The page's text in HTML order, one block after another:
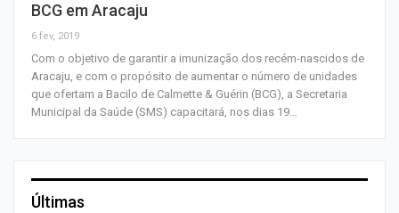
BCG em Aracaju
6 fev, 2019
Com o objetivo de garantir a imunização dos recém-nascidos de
Aracaju, e com o propósito de aumentar o número de unidades
que ofertam a Bacilo de Calmette & Guérin (BCG), a Secretaria
Municipal da Saúde (SMS) capacitará, nos dias 19…
Últimas